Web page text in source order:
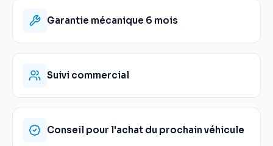
Garantie mécanique 6 mois
Suivi commercial
Conseil pour l'achat du prochain véhicule